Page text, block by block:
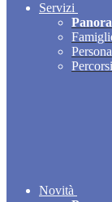
Servizi
Novità